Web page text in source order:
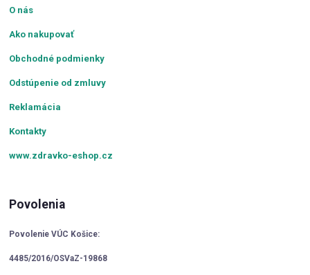
O nás
Ako nakupovať
Obchodné podmienky
Odstúpenie od zmluvy
Reklamácia
Kontakty
www.zdravko-eshop.cz
Povolenia
Povolenie VÚC Košice:
4485/2016/OSVaZ-19868